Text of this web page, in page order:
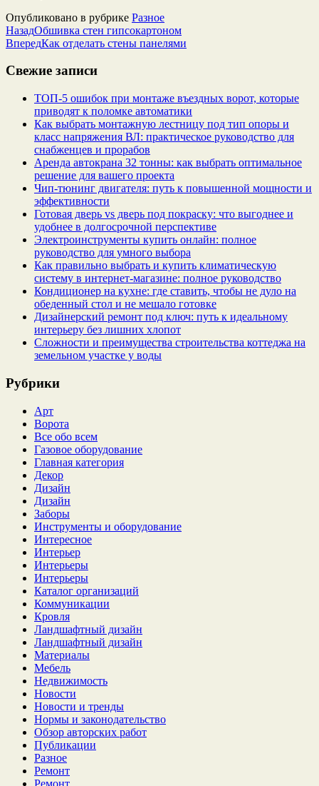
Опубликовано в рубрике Разное
НазадОбшивка стен гипсокартоном
ВпередКак отделать стены панелями
Свежие записи
ТОП-5 ошибок при монтаже въездных ворот, которые
приводят к поломке автоматики
Как выбрать монтажную лестницу под тип опоры и
класс напряжения ВЛ: практическое руководство для
снабженцев и прорабов
Аренда автокрана 32 тонны: как выбрать оптимальное
решение для вашего проекта
Чип‑тюнинг двигателя: путь к повышенной мощности и
эффективности
Готовая дверь vs дверь под покраску: что выгоднее и
удобнее в долгосрочной перспективе
Электроинструменты купить онлайн: полное
руководство для умного выбора
Как правильно выбрать и купить климатическую
систему в интернет‑магазине: полное руководство
Кондиционер на кухне: где ставить, чтобы не дуло на
обеденный стол и не мешало готовке
Дизайнерский ремонт под ключ: путь к идеальному
интерьеру без лишних хлопот
Сложности и преимущества строительства коттеджа на
земельном участке у воды
Рубрики
Арт
Ворота
Все обо всем
Газовое оборудование
Главная категория
Декор
Дизайн
Дизайн
Заборы
Инструменты и оборудование
Интересное
Интерьер
Интерьеры
Интерьеры
Каталог организаций
Коммуникации
Кровля
Ландшафтный дизайн
Ландшафтный дизайн
Материалы
Мебель
Недвижимость
Новости
Новости и тренды
Нормы и законодательство
Обзор авторских работ
Публикации
Разное
Ремонт
Ремонт